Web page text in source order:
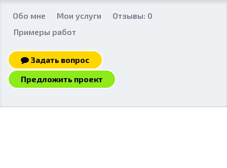
Обо мне Мои услуги
Отзывы: 0
Примеры работ
Задать вопрос
Предложить проект